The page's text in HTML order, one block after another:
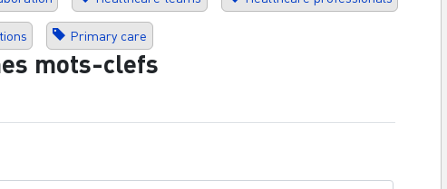
Primary care
mots-clefs